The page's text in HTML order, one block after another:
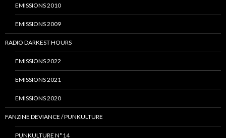
EMISSIONS 2010
EMISSIONS 2009
RADIO DARKEST HOURS
EMISSIONS 2022
EMISSIONS 2021
EMISSIONS 2020
FANZINE DEVIANCE / PUNKULTURE
PUNKULTURE N°14